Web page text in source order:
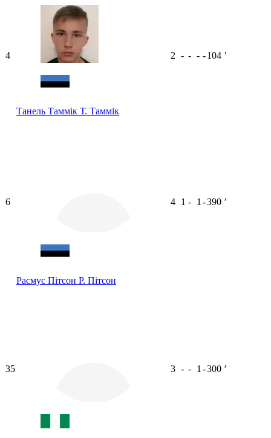
4
Танель Таммік Т. Таммік
2 - - - -104 ʼ
6
Расмус Пітсон Р. Пітсон
4 1 - 1 -390 ʼ
35 3 - - 1 -300 ʼ